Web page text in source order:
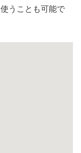
うことも可能で